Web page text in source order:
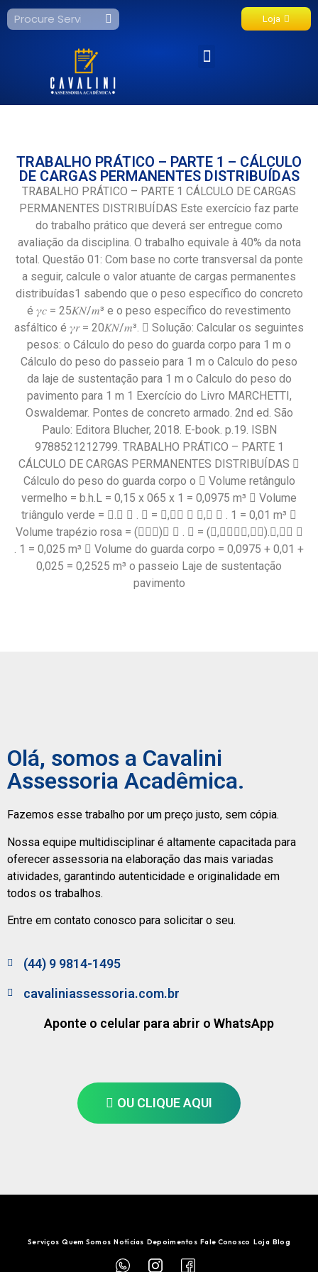
Loja
TRABALHO PRÁTICO – PARTE 1 – CÁLCULO
DE CARGAS PERMANENTES DISTRIBUÍDAS
TRABALHO PRÁTICO – PARTE 1 CÁLCULO DE CARGAS
PERMANENTES DISTRIBUÍDAS Este exercício faz parte
do trabalho prático que deverá ser entregue como
avaliação da disciplina. O trabalho equivale à 40% da nota
total. Questão 01: Com base no corte transversal da ponte
a seguir, calcule o valor atuante de cargas permanentes
distribuídas1 sabendo que o peso específico do concreto
é 𝛾𝑐 = 25𝐾𝑁/𝑚³ e o peso específico do revestimento
asfáltico é 𝛾𝑟 = 20𝐾𝑁/𝑚³.  Solução: Calcular os seguintes
pesos: o Cálculo do peso do guarda corpo para 1 m o
Cálculo do peso do passeio para 1 m o Calculo do peso
da laje de sustentação para 1 m o Calculo do peso do
pavimento para 1 m 1 Exercício do Livro MARCHETTI,
Oswaldemar. Pontes de concreto armado. 2nd ed. São
Paulo: Editora Blucher, 2018. E-book. p.19. ISBN
9788521212799. TRABALHO PRÁTICO – PARTE 1
CÁLCULO DE CARGAS PERMANENTES DISTRIBUÍDAS 
Cálculo do peso do guarda corpo o  Volume retângulo
vermelho = b.h.L = 0,15 x 065 x 1 = 0,0975 m³  Volume
triângulo verde = 􀯕.􀯛 􀬶 . 𝐿 = 􀬴,􀬴􀬹 􀯫 􀬴,􀬸 􀬶 . 1 = 0,01 m³ 
Volume trapézio rosa = (􀮻􀬾􀯕)􀯛 􀬶 . 𝐿 = (􀬴,􀬵􀬹􀬾􀬴,􀬴􀬹).􀬴,􀬶􀬹 􀬶
. 1 = 0,025 m³  Volume do guarda corpo = 0,0975 + 0,01 +
0,025 = 0,2525 m³ o passeio Laje de sustentação
pavimento
Olá, somos a Cavalini
Assessoria Acadêmica.
Fazemos esse trabalho por um preço justo, sem cópia.
Nossa equipe multidisciplinar é altamente capacitada para
oferecer assessoria na elaboração das mais variadas
atividades, garantindo autenticidade e originalidade em
todos os trabalhos.
Entre em contato conosco para solicitar o seu.
(44) 9 9814-1495
cavaliniassessoria.com.br
Aponte o celular para abrir o WhatsApp
OU CLIQUE AQUI
Serviços Quem Somos Notícias Depoimentos Fale Conosco Loja Blog